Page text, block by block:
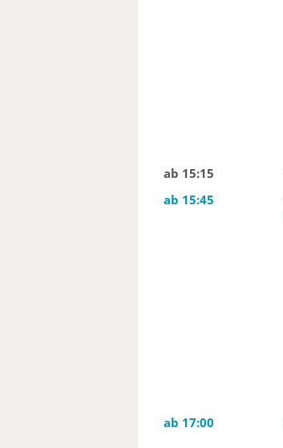
ab 15:15
ab 15:45
ab 17:00